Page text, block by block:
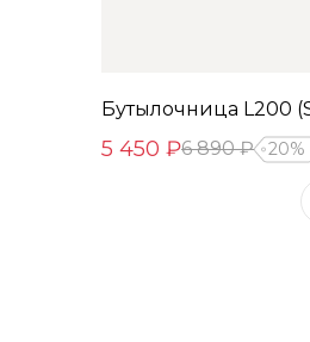
Бутылочница L200
5 450 ₽6 890 ₽ 20%